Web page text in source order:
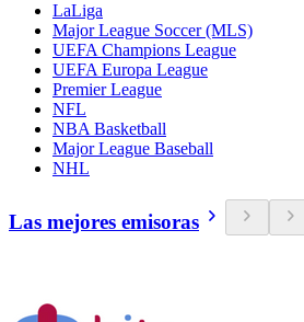
LaLiga
Major League Soccer (MLS)
UEFA Champions League
UEFA Europa League
Premier League
NFL
NBA Basketball
Major League Baseball
NHL
Las mejores emisoras